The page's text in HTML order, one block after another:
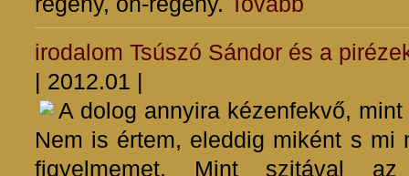
irodalom Tsúszó Sándor és a
| 2012.01 |
A dolog annyira kézenfekvő,
Nem is értem, eleddig miként s mi
figyelmemet. Mint szitával